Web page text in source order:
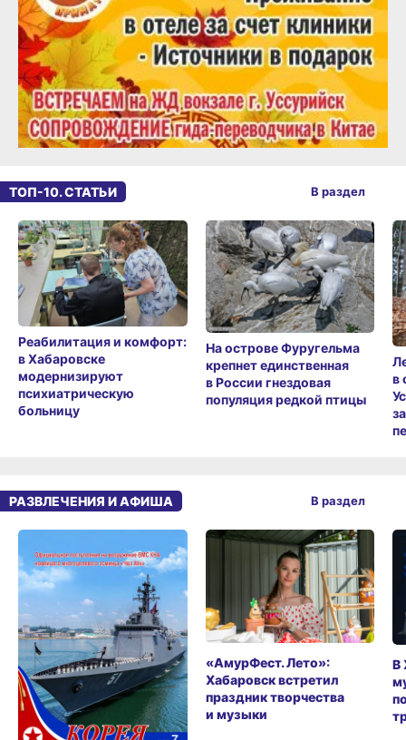
ТОП-10. СТАТЬИ
Реабилитация и комфорт:
в Хабаровске
модернизируют
психиатрическую
больницу
На острове Фуругельма
крепнет единственная
в России гнездовая
популяция редкой птицы
в
В раздел
РАЗВЛЕЧЕНИЯ И АФИША
«АмурФест. Лето»:
Хабаровск встретил
праздник творчества
и музыки
В
В раздел